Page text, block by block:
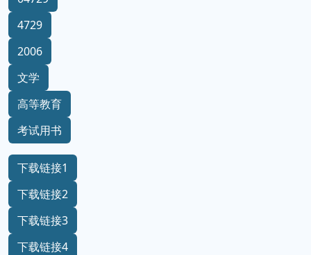
4729
2006
文学
高等教育
考试用书
下载链接1
下载链接2
下载链接3
下载链接4